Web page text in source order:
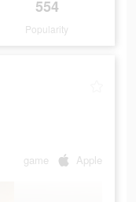
554
Popularity
game Apple